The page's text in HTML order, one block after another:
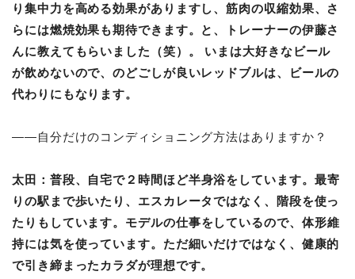
り集中力を高める効果がありますし、筋肉の収縮効果、さ
らには燃焼効果も期待できます。と、トレーナーの伊藤さ
んに教えてもらいました（笑）。 いまは大好きなビール
が飲めないので、のどごしが良いレッドブルは、ビールの
代わりにもなります。
――自分だけのコンディショニング方法はありますか？
太田： 普段、自宅で２時間ほど半身浴をしています。最寄
りの駅まで歩いたり、エスカレータではなく、階段を使っ
たりもしています。 モデルの仕事をしているので、体形維
持には気を使っています。ただ細いだけではなく、健康的
で引き締まったカラダが理想です。